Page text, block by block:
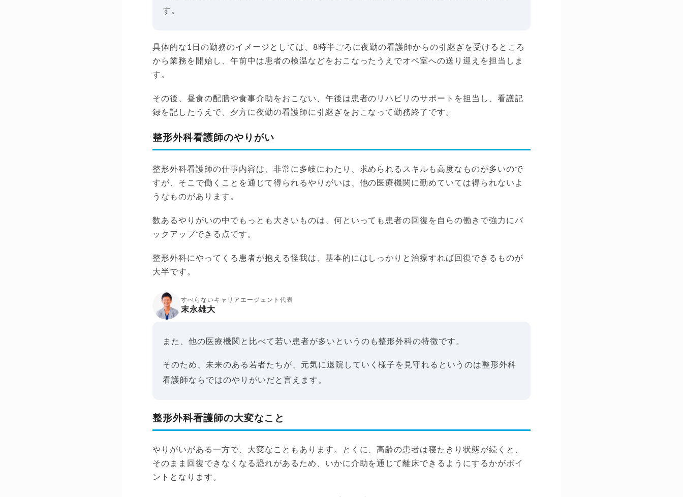
す。
具体的な1日の勤務のイメージとしては、8時半ごろに夜勤の看護師からの引継ぎを受けるところ
から業務を開始し、午前中は患者の検温などをおこなったうえでオペ室への送り迎えを担当しま
す。
その後、昼食の配膳や食事介助をおこない、午後は患者のリハビリのサポートを担当し、看護記
録を記したうえで、夕方に夜勤の看護師に引継ぎをおこなって勤務終了です。
整形外科看護師のやりがい
整形外科看護師の仕事内容は、非常に多岐にわたり、求められるスキルも高度なものが多いので
すが、そこで働くことを通じて得られるやりがいは、他の医療機関に勤めていては得られないよ
うなものがあります。
数あるやりがいの中でもっとも大きいものは、何といっても患者の回復を自らの働きで強力にバ
ックアップできる点です。
整形外科にやってくる患者が抱える怪我は、基本的にはしっかりと治療すれば回復できるものが
大半です。
すべらないキャリアエージェント代表
末永雄大
また、他の医療機関と比べて若い患者が多いというのも整形外科の特徴です。
そのため、未来のある若者たちが、元気に退院していく様子を見守れるというのは整形外科
看護師ならではのやりがいだと言えます。
整形外科看護師の大変なこと
やりがいがある一方で、大変なこともあります。とくに、高齢の患者は寝たきり状態が続くと、
そのまま回復できなくなる恐れがあるため、いかに介助を通じて離床できるようにするかがポイ
ントとなります。